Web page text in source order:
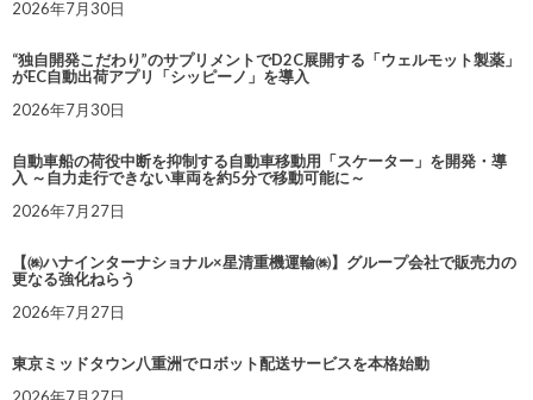
2026年7月30日
“独自開発こだわり”のサプリメントでD2C展開する「ウェルモット製薬」
がEC自動出荷アプリ「シッピーノ」を導入
2026年7月30日
自動車船の荷役中断を抑制する自動車移動用「スケーター」を開発・導
入 ～自力走行できない車両を約5分で移動可能に～
2026年7月27日
【㈱ハナインターナショナル×星清重機運輸㈱】グループ会社で販売力の
更なる強化ねらう
2026年7月27日
東京ミッドタウン八重洲でロボット配送サービスを本格始動